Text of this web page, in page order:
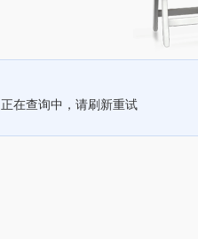
正在查询中，请刷新重试